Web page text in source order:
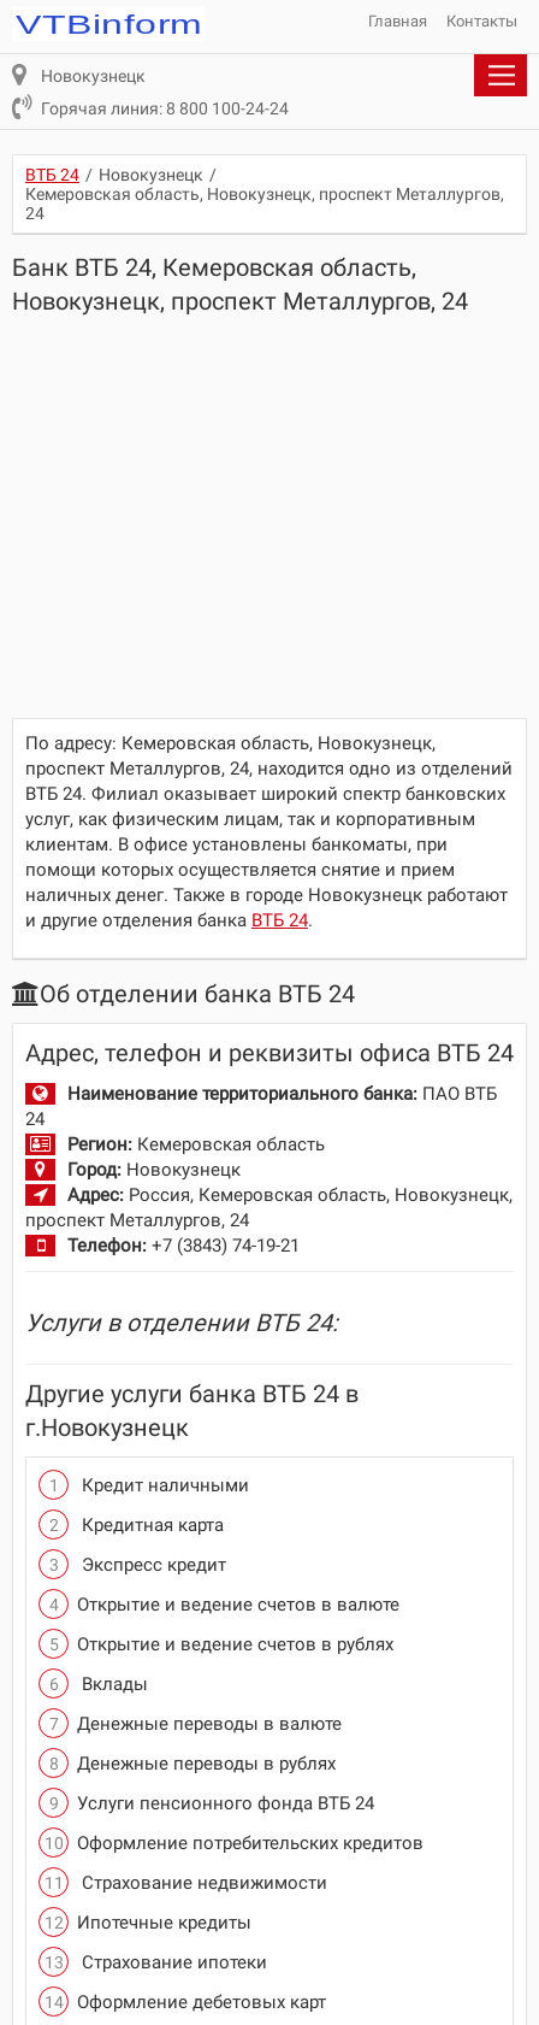
Главная Контакты
Новокузнецк
Горячая линия: 8 800 100-24-24
ВТБ 24 / Новокузнецк /
Кемеровская область, Новокузнецк, проспект Металлургов,
24
Банк ВТБ 24, Кемеровская область,
Новокузнецк, проспект Металлургов, 24
По адресу: Кемеровская область, Новокузнецк,
проспект Металлургов, 24, находится одно из отделений
ВТБ 24. Филиал оказывает широкий спектр банковских
услуг, как физическим лицам, так и корпоративным
клиентам. В офисе установлены банкоматы, при
помощи которых осуществляется снятие и прием
наличных денег. Также в городе Новокузнецк работают
и другие отделения банка ВТБ 24.
Об отделении банка ВТБ 24
Адрес, телефон и реквизиты офиса ВТБ 24
Наименование территориального банка: ПАО ВТБ
24
Регион: Кемеровская область
Город: Новокузнецк
Адрес: Россия, Кемеровская область, Новокузнецк,
проспект Металлургов, 24
Телефон: +7 (3843) 74-19-21
Услуги в отделении ВТБ 24:
Другие услуги банка ВТБ 24 в
г.Новокузнецк
Кредит наличными
Кредитная карта
Экспресс кредит
Открытие и ведение счетов в валюте
Открытие и ведение счетов в рублях
Вклады
Денежные переводы в валюте
Денежные переводы в рублях
Услуги пенсионного фонда ВТБ 24
Оформление потребительских кредитов
Страхование недвижимости
Ипотечные кредиты
Страхование ипотеки
Оформление дебетовых карт